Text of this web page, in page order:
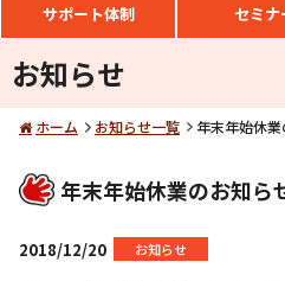
サポート体制 セミナ
お知らせ
ホーム お知らせ一覧 年末年始休
年末年始休業のお知ら
2018/12/20 お知らせ